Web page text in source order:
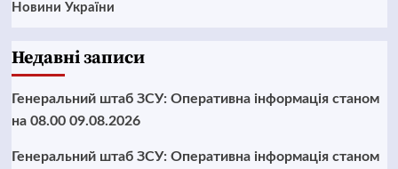
Новини України
Недавні записи
Генеральний штаб ЗСУ: Оперативна інформація станом
на 08.00 09.08.2026
Генеральний штаб ЗСУ: Оперативна інформація станом